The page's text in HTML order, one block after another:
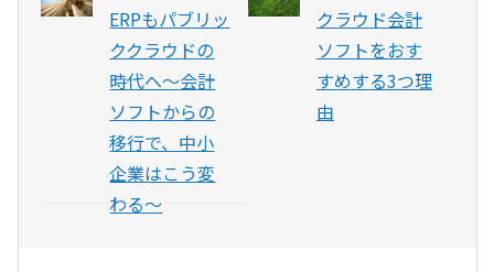
ERPもパブリッ
ククラウドの
時代へ〜会計
ソフトからの
移行で、中小
企業はこう変
わる〜
クラウド会計
ソフトをおす
すめする3つ理
由